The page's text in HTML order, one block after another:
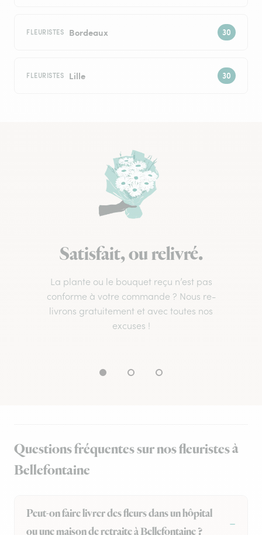
FLEURISTES Bordeaux
FLEURISTES Lille
Satisfait, ou relivré.
La plante ou le bouquet reçu n’est pas
conforme à votre commande ? Nous re-
livrons gratuitement et avec toutes nos
excuses !
Questions fréquentes sur nos fleuristes à
Bellefontaine
Peut-on faire livrer des fleurs dans un hôpital